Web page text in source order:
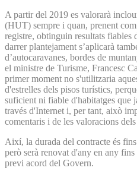
A partir del 2019 es valorarà
(HUT) sempre i quan, prenent
registre, obtinguin resultats fiables
darrer plantejament s’aplicarà
d’autocaravanes, bordes de
el ministre de Turisme, Francesc
primer moment no s'utilitzaria
d'estrelles dels pisos turístics,
suficient ni fiable d'habitatges que
través d'Internet i, per tant, això
comentaris i de les valoracions
Així, la durada del contracte és
però serà renovat d'any en any
previ acord del Govern.